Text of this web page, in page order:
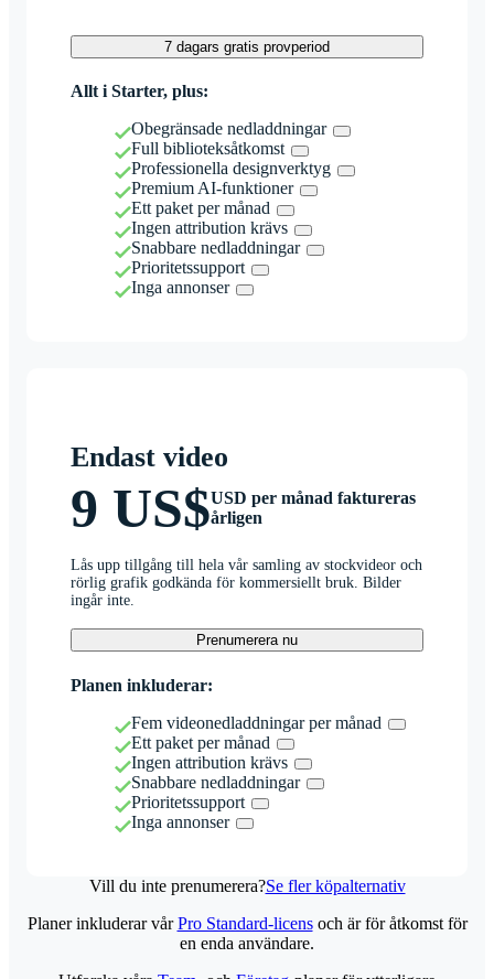
7 dagars gratis provperiod
Allt i Starter, plus:
Obegränsade nedladdningar
Full biblioteksåtkomst
Professionella designverktyg
Premium AI-funktioner
Ett paket per månad
Ingen attribution krävs
Snabbare nedladdningar
Prioritetssupport
Inga annonser
Endast video
9 US$USD per månad faktureras
årligen
Lås upp tillgång till hela vår samling av stockvideor och
rörlig grafik godkända för kommersiellt bruk. Bilder
ingår inte.
Prenumerera nu
Planen inkluderar:
Fem videonedladdningar per månad
Ett paket per månad
Ingen attribution krävs
Snabbare nedladdningar
Prioritetssupport
Inga annonser
Vill du inte prenumerera?Se fler köpalternativ
Planer inkluderar vårPro Standard-licensoch är för åtkomst för
en enda användare.